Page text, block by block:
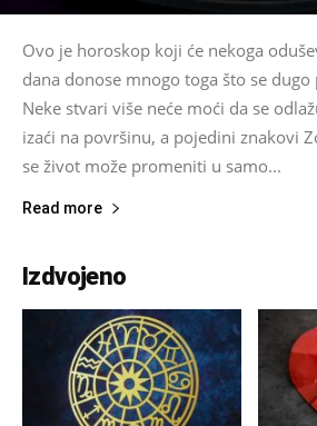
Ovo je horoskop koji će nekoga
dana donose mnogo toga što se
Neke stvari više neće moći da se
izaći na površinu, a pojedini znakovi
se život može promeniti u samo...
Read more
Izdvojeno